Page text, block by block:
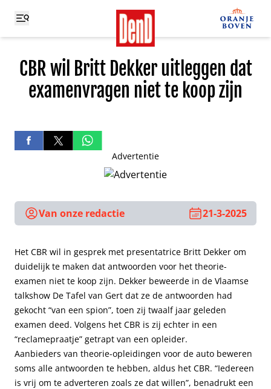
CBR wil Britt Dekker uitleggen dat
examenvragen niet te koop zijn
Advertentie
Van onze redactie 21-3-2025
Het CBR wil in gesprek met presentatrice Britt Dekker om
duidelijk te maken dat antwoorden voor het theorie-
examen niet te koop zijn. Dekker beweerde in de Vlaamse
talkshow De Tafel van Gert dat ze de antwoorden had
gekocht “van een spion”, toen zij twaalf jaar geleden
examen deed. Volgens het CBR is zij echter in een
“reclamepraatje” getrapt van een opleider.
Aanbieders van theorie-opleidingen voor de auto beweren
soms alle antwoorden te hebben, aldus het CBR. “Iedereen
is vrij om te adverteren zoals ze dat willen”, benadrukt een